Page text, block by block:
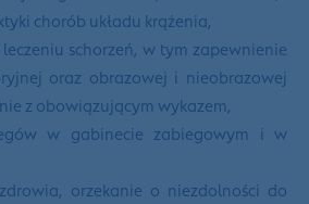
chorób układu krążenia,
schorzeń, w tym zapewnienie
oraz obrazowej i nieobrazowej
z obowiązującym wykazem,
w gabinecie zabiegowym i w
orzekanie o niezdolności do